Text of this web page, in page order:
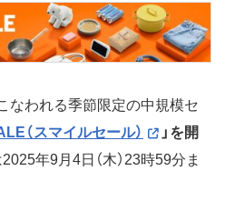
なわれる季節限定の中規模セ
（スマイルセール）
」を開
年9月4日（木）23時59分ま